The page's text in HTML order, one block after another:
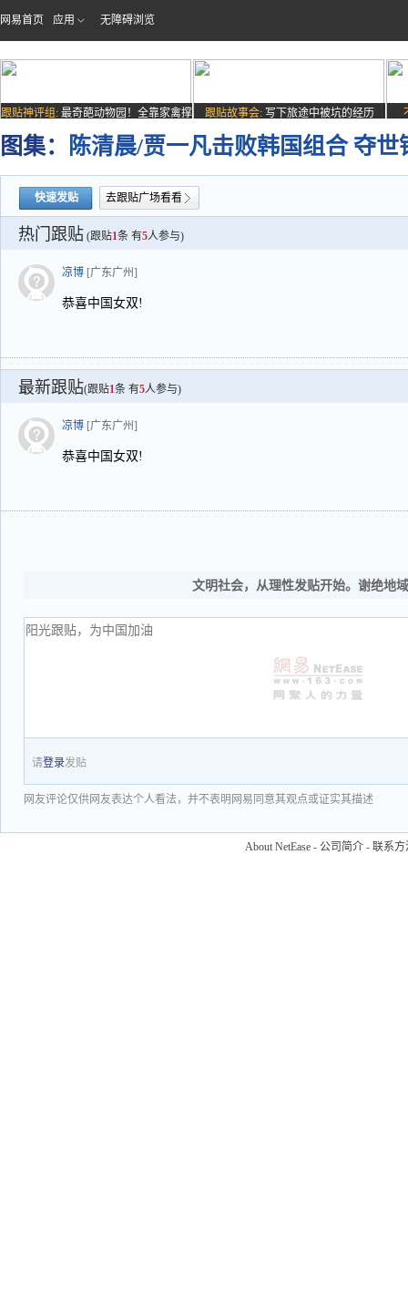
网易首页 应用 无障碍浏览
跟贴神评组: 最奇葩动物园！全靠家禽撑
场子
跟贴故事会: 写下旅途中被坑的经历
图集： 陈清晨/贾一凡击败韩国组合 夺世
快速发贴 去跟贴广场看看
热门跟贴 (跟贴1条 有5人参与)
凉博 [广东广州]
恭喜中国女双!
最新跟贴(跟贴1条 有5人参与)
凉博 [广东广州]
恭喜中国女双!
文明社会，从理性发贴开始。谢绝地
请登录发贴
网友评论仅供网友表达个人看法，并不表明网易同意其观点或证实其描述
About NetEase - 公司简介 - 联系方